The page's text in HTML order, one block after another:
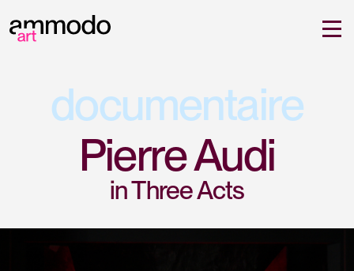
documentaire
Pierre Audi
in Three Acts